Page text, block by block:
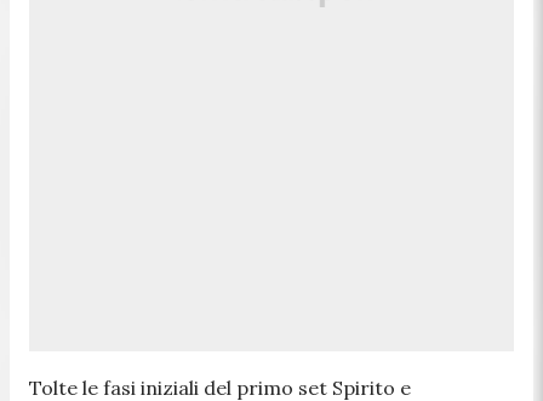
Tolte le fasi iniziali del primo set Spirito e